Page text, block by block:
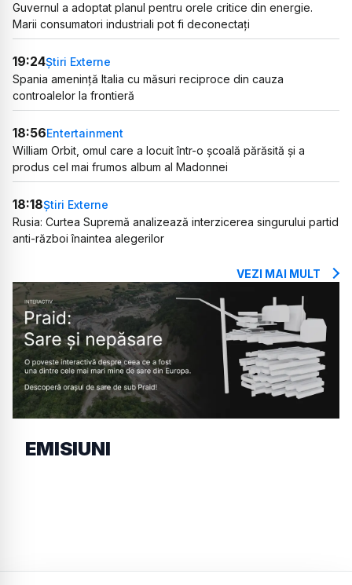
Guvernul a adoptat planul pentru orele critice din energie.
Marii consumatori industriali pot fi deconectați
19:24Știri Externe
Spania amenință Italia cu măsuri reciproce din cauza
controalelor la frontieră
18:56Entertainment
William Orbit, omul care a locuit într-o școală părăsită și a
produs cel mai frumos album al Madonnei
18:18Știri Externe
Rusia: Curtea Supremă analizează interzicerea singurului partid
anti-război înaintea alegerilor
VEZI MAI MULT
EMISIUNI